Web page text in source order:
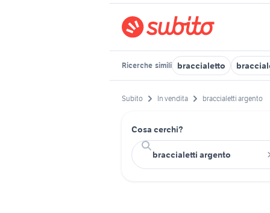
Ricerche simili braccialetto
Subito In vendita braccialetti argento
Cosa cerchi?